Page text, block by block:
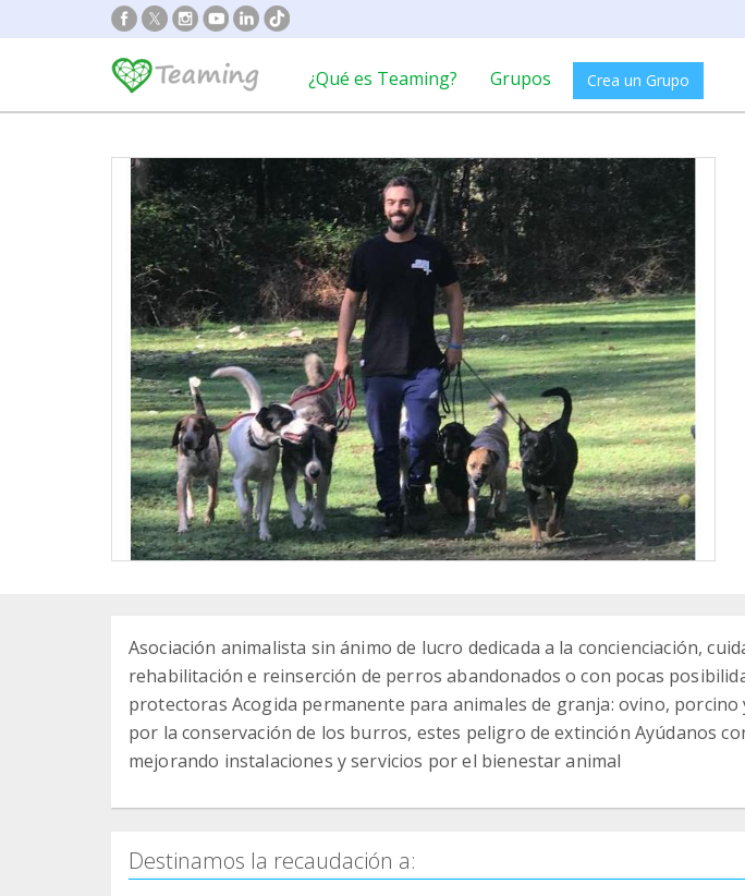
¿Qué es Teaming? Grupos Crea un Grupo
Asociación animalista sin ánimo de lucro dedicada a la concienciación,
rehabilitación e reinserción de perros abandonados o con pocas
protectoras Acogida permanente para animales de granja: ovino, porcino
por la conservación de los burros, estes peligro de extinción Ayúdanos
mejorando instalaciones y servicios por el bienestar animal
Destinamos la recaudación a: